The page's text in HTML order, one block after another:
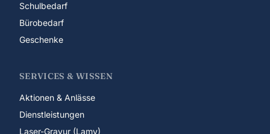
Schulbedarf
Bürobedarf
Geschenke
SERVICES & WISSEN
Aktionen & Anlässe
Dienstleistungen
Laser-Gravur (Lamy)